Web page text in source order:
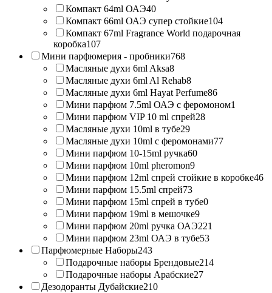
Компакт 64ml ОАЭ40
Компакт 66ml ОАЭ супер стойкие104
Компакт 67ml Fragrance World подарочная
коробка107
Мини парфюмерия - пробники768
Масляные духи 6ml Aksa8
Масляные духи 6ml Al Rehab8
Масляные духи 6ml Hayat Perfume86
Мини парфюм 7.5ml ОАЭ с феромоном1
Мини парфюм VIP 10 ml спрей28
Масляные духи 10ml в тубе29
Масляные духи 10ml с феромонами77
Мини парфюм 10-15ml ручка60
Мини парфюм 10ml pheromon9
Мини парфюм 12ml спрей стойкие в коробке46
Мини парфюм 15.5ml спрей73
Мини парфюм 15ml спрей в тубе0
Мини парфюм 19ml в мешочке9
Мини парфюм 20ml ручка ОАЭ221
Мини парфюм 23ml ОАЭ в тубе53
Парфюмерные Наборы243
Подарочные наборы Брендовые214
Подарочные наборы Арабские27
Дезодоранты Дубайские210